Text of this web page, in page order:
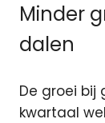
Minder
dalen
De groei bij
kwartaal